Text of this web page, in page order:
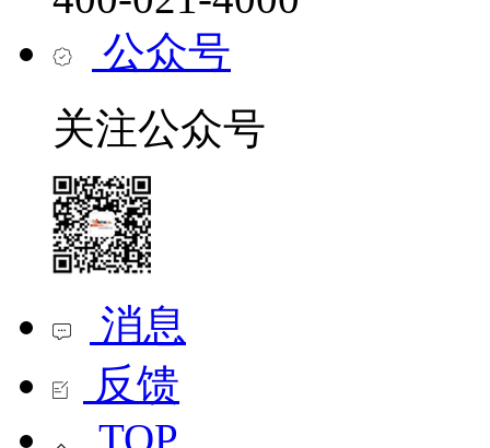
公众号
关注公众号
消息
反馈